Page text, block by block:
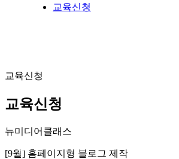
교육신청
교육신청
교육신청
뉴
뉴미디어클래스
[9월] 홈페이지형 블로그 제작